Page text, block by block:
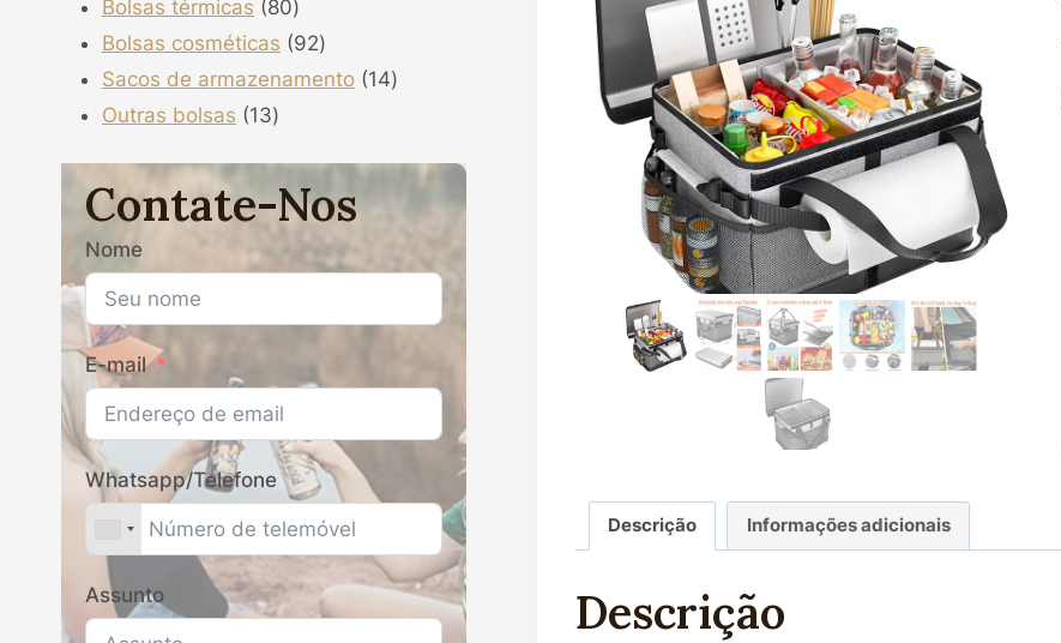
Descrição Informações adicionais
Descrição
Bolsas térmicas 8080
produtos
Bolsas cosméticas 9292
produtos
Sacos de armazenamento 1414
Outras bolsas 1313
Contate-Nos
Nome
E-mail
Whatsapp/Telefone
Assunto